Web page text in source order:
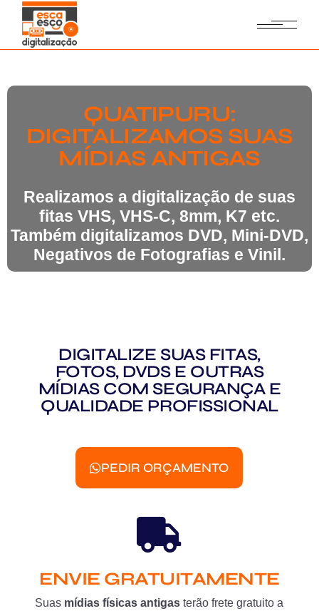
QUATIPURU:
DIGITALIZAMOS SUAS
MÍDIAS ANTIGAS
Realizamos a digitalização de suas
fitas VHS, VHS-C, 8mm, K7 etc.
Também digitalizamos DVD, Mini-DVD,
Negativos de Fotografias e Vinil.
DIGITALIZE SUAS FITAS,
FOTOS, DVDS E OUTRAS
MÍDIAS COM SEGURANÇA E
QUALIDADE PROFISSIONAL
PEDIR ORÇAMENTO
ENVIE GRATUITAMENTE
Suas mídias físicas antigas terão frete gratuito a